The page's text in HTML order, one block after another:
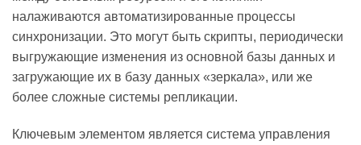
налаживаются автоматизированные процессы
синхронизации. Это могут быть скрипты, периодически
выгружающие изменения из основной базы данных и
загружающие их в базу данных «зеркала», или же
более сложные системы репликации.
Ключевым элементом является система управления